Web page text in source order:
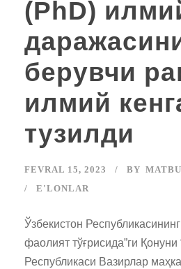
(PhD)
берувчи
илмий
тузилди
FEVRAL 15, 2023 BY
E'LONLAR
Ўзбекистон
фаолият тўғрисида”ги Қонуни
Республикаси Вазирлар